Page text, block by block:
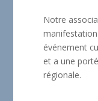
Notre
événement
et a une
régionale.